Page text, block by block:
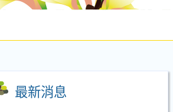
最新消息